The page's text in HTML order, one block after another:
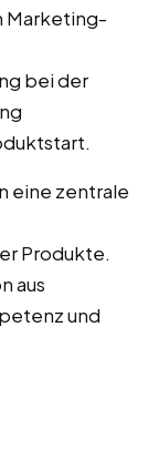
Marketing-
bei der
eine zentrale
Produkte.
aus
und